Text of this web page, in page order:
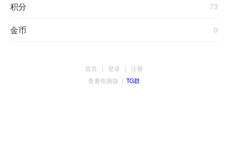
积分 73
金币 0
首页 | 登录 | 注册
查看电脑版 | TG群